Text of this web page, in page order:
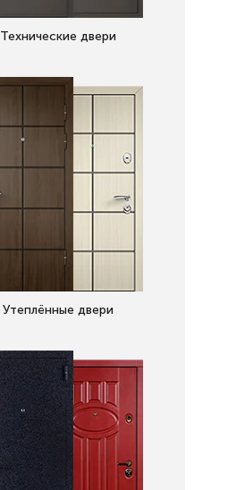
Технические двери
Утеплённые двери